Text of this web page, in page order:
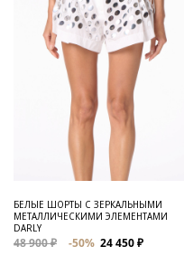
БЕЛЫЕ ШОРТЫ С ЗЕРКАЛЬНЫМИ
МЕТАЛЛИЧЕСКИМИ ЭЛЕМЕНТАМИ
DARLY
48 900 ₽ -50% 24 450 ₽